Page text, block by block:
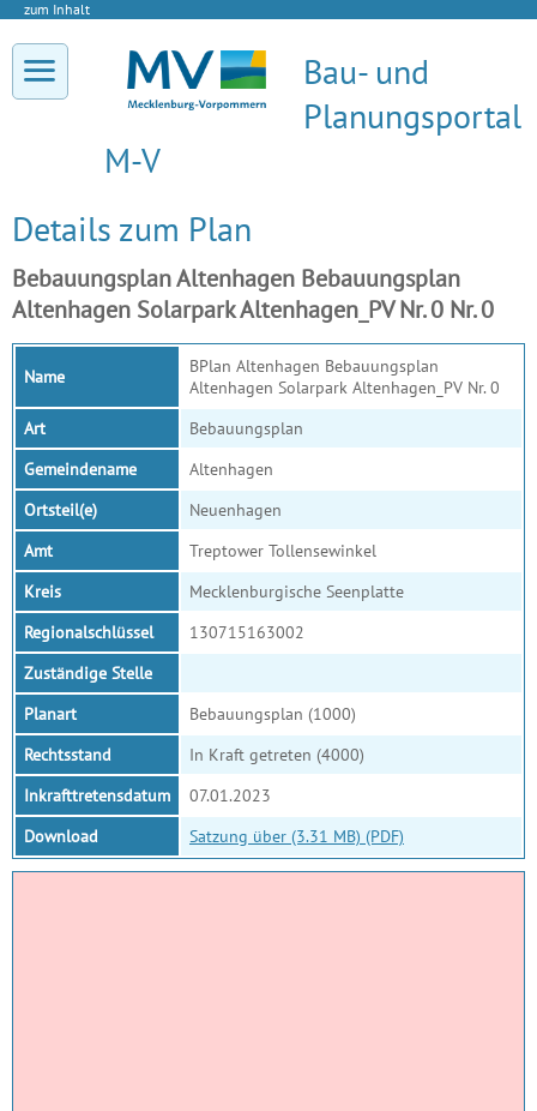
zum Inhalt
Bau- und
Planungsportal
M-V
Details zum Plan
Bebauungsplan Altenhagen Bebauungsplan
Altenhagen Solarpark Altenhagen_PV Nr. 0 Nr. 0
Name
BPlan Altenhagen Bebauungsplan
Altenhagen Solarpark Altenhagen_PV Nr. 0
Art
Bebauungsplan
Gemeindename
Altenhagen
Ortsteil(e)
Neuenhagen
Amt
Treptower Tollensewinkel
Kreis
Mecklenburgische Seenplatte
Regionalschlüssel
130715163002
Zuständige Stelle
Planart
Bebauungsplan (1000)
Rechtsstand
In Kraft getreten (4000)
Inkrafttretensdatum
07.01.2023
Download
Satzung über (3.31 MB) (PDF)